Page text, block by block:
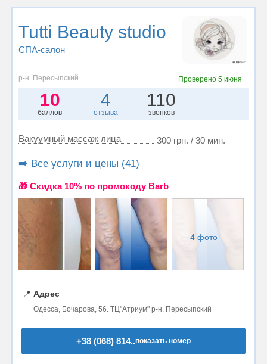
Tutti Beauty studio
СПА-салон
р-н. Пересыпский Проверено5 июня
10
баллов
4
отзыва
110
звонков
Вакуумный массаж лица 300 грн. / 30 мин.
➡️ Все услуги и цены (41)
🎁 Cкидка 10% по промокоду Barb
4 фото
📍 Адрес
Одесса, Бочарова, 56. ТЦ"Атриум" р-н. Пересыпский
+38 (068) 814..показать номер